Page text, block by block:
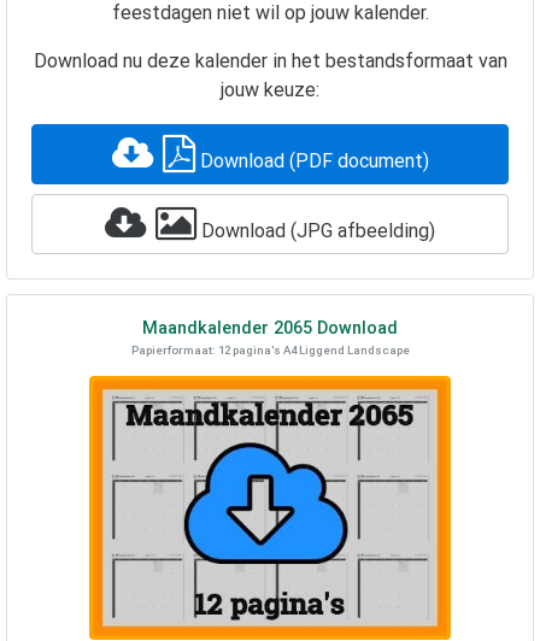
feestdagen niet wil op jouw kalender.
Download nu deze kalender in het bestandsformaat van
jouw keuze:
Download (PDF document)
Download (JPG afbeelding)
Maandkalender 2065 Download
Papierformaat: 12 pagina's A4 Liggend Landscape